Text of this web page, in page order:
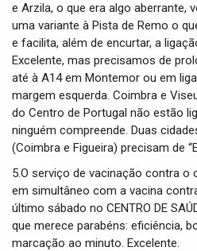
e Arzila, o que era algo aberrante,
uma variante à Pista de Remo o
e facilita, além de encurtar, a
Excelente, mas precisamos de
até à A14 em Montemor ou em
margem esquerda. Coimbra e
do Centro de Portugal não estão
ninguém compreende. Duas
(Coimbra e Figueira) precisam de
5.O serviço de vacinação contra o
em simultâneo com a vacina
último sábado no CENTRO DE
que merece parabéns: eficiência,
marcação ao minuto. Excelente.